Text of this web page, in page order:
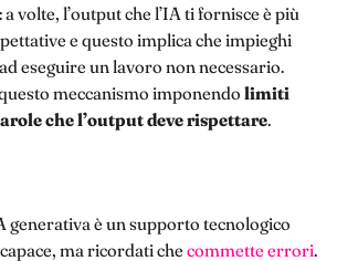
: a volte, l’output che l’IA ti fornisce è più
e questo implica che impieghi
eseguire un lavoro non necessario.
meccanismo imponendo limiti
che l’output deve rispettare.
generativa è un supporto tecnologico
ma ricordati che commette errori.